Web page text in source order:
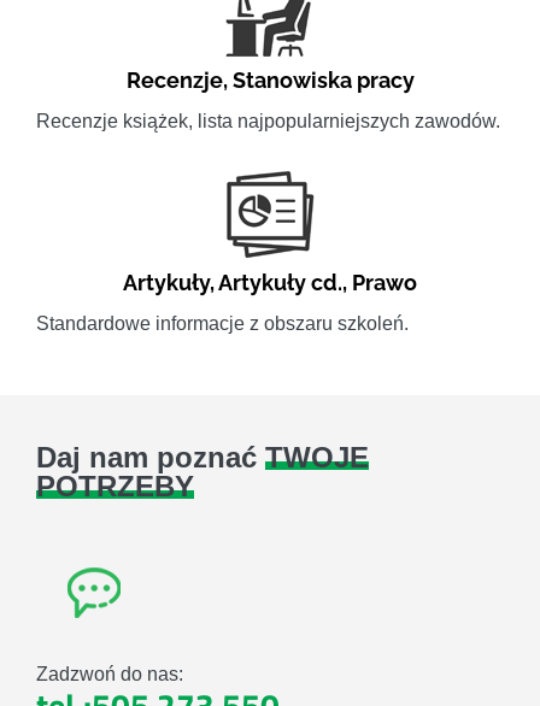
Recenzje,Stanowiska pracy
Recenzje książek, lista najpopularniejszych zawodów.
Artykuły,Artykuły cd., Prawo
Standardowe informacje z obszaru szkoleń.
Daj nam poznać TWOJE
POTRZEBY
Zadzwoń do nas: